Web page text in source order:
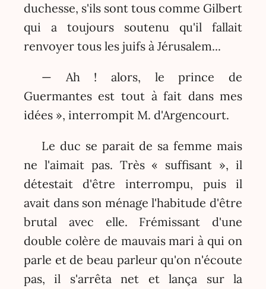
duchesse, s'ils sont tous comme Gilbert
qui a toujours soutenu qu'il fallait
renvoyer tous les juifs à Jérusalem...
— Ah ! alors, le prince de
Guermantes est tout à fait dans mes
idées », interrompit M. d'Argencourt.
Le duc se parait de sa femme mais
ne l'aimait pas. Très « suffisant », il
détestait d'être interrompu, puis il
avait dans son ménage l'habitude d'être
brutal avec elle. Frémissant d'une
double colère de mauvais mari à qui on
parle et de beau parleur qu'on n'écoute
pas, il s'arrêta net et lança sur la